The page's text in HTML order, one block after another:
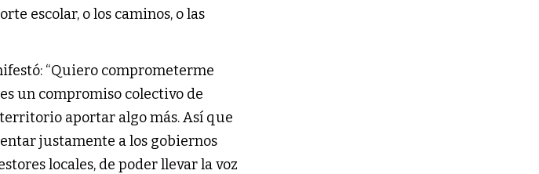
escolar, o los caminos, o las
“Quiero comprometerme
un compromiso colectivo de
aportar algo más. Así que
justamente a los gobiernos
locales, de poder llevar la voz